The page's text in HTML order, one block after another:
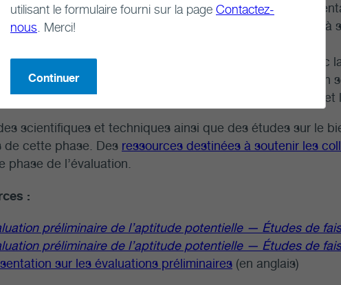
travaux de laPhase 1consistaient en des études
Les collectivités ont continué pendant ce temps à
Phase 2consistait en des travaux sur le terrain menés avec
L’apprentissage et les activités de concertation
de la région, y compris les Premières Nations et
scientifiques et techniques ainsi que des études sur le
de cette phase. Des ressources destinées à soutenir les
phase de l’évaluation.
:
préliminaire de l’aptitude potentielle — Études de
préliminaire de l’aptitude potentielle — Études de
sur les évaluations préliminaires (en anglais)
utilisant le formulaire fourni sur la page Contactez-
nous . Merci!
Continuer